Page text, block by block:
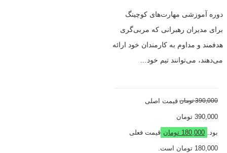
دوره آموزشی مهارت‌های کوچینگ
برای مدیران رهبرانی که مربی‌گری
هدفمند و مداوم به کارمندان خود ارائه
می‌دهند، می‌توانند تیم خود…
390,000 تومان قیمت اصلی
390,000 تومان
بود. 180,000 تومان قیمت فعلی
180,000 تومان است.